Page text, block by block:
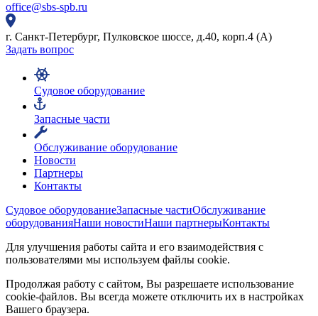
office@sbs-spb.ru
г. Санкт-Петербург, Пулковское шоссе, д.40, корп.4 (А)
Задать вопрос
Судовое оборудование
Запасные части
Обслуживание оборудование
Новости
Партнеры
Контакты
Судовое оборудованиеЗапасные частиОбслуживание
оборудованияНаши новостиНаши партнерыКонтакты
Для улучшения работы сайта и его взаимодействия с
пользователями мы используем файлы cookie.
Продолжая работу с сайтом, Вы разрешаете использование
cookie-файлов. Вы всегда можете отключить их в настройках
Вашего браузера.